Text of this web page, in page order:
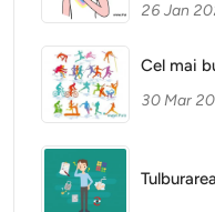
26 Jan
Cel mai
30 Mar